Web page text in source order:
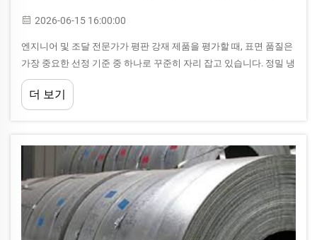
2026-06-15 16:00:00
엔지니어 및 조달 전문가가 평판 강재 제품을 평가할 때, 표면 품질은
가장 중요한 선정 기준 중 하나로 꾸준히 자리 잡고 있습니다. 정밀 냉
간 압연 강재는 특히 매끄러운 마감을 제공한다는 강력한 평판을 얻
었습니다...
더 보기